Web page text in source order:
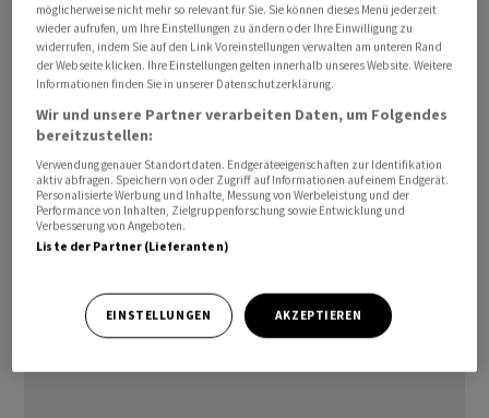
Besonders die strikte Null-Covid-Strategie mit
Lockdowns und anderen Beschränkungen bremste im
abgelaufenen Jahr die chinesische Wirtschaft, die aber
auch unter einer schweren Immobilienkrise, hoher
Verschuldung und schwacher heimischer Nachfrage
leidet. Am 7. Dezember vollzog die Führung in Peking
eine abrupte Kehrtwende und schaffte nach gut drei
Jahren die meisten Corona-Massnahmen ab. Doch
breitet sich das Coronavirus seitdem rasant im Land aus,
Wirtschaftstätigkeit auswirkt.
möglicherweise nicht mehr so relevant für Sie. Sie können dieses Menü jederzeit
wieder aufrufen, um Ihre Einstellungen zu ändern oder Ihre Einwilligung zu
widerrufen, indem Sie auf den Link Voreinstellungen verwalten am unteren Rand
der Webseite klicken. Ihre Einstellungen gelten innerhalb unseres Website. Weitere
Informationen finden Sie in unserer Datenschutzerklärung.
Wir und unsere Partner verarbeiten Daten, um Folgendes
bereitzustellen:
Verwendung genauer Standortdaten. Endgeräteeigenschaften zur Identifikation
aktiv abfragen. Speichern von oder Zugriff auf Informationen auf einem Endgerät.
Personalisierte Werbung und Inhalte, Messung von Werbeleistung und der
Performance von Inhalten, Zielgruppenforschung sowie Entwicklung und
Verbesserung von Angeboten.
Liste der Partner (Lieferanten)
EINSTELLUNGEN AKZEPTIEREN